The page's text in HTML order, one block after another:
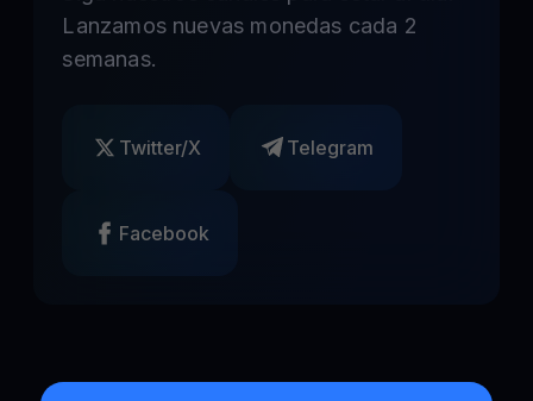
Lanzamos nuevas monedas cada 2
semanas.
Twitter/X Telegram
Facebook